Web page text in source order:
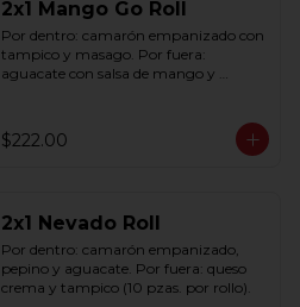
2x1 Mango Go Roll
Por dentro: camarón empanizado con
tampico y masago. Por fuera:
aguacate con salsa de mango y
$222.00
2x1 Nevado Roll
Por dentro: camarón empanizado,
pepino y aguacate. Por fuera: queso
crema y tampico (10 pzas. por rollo).